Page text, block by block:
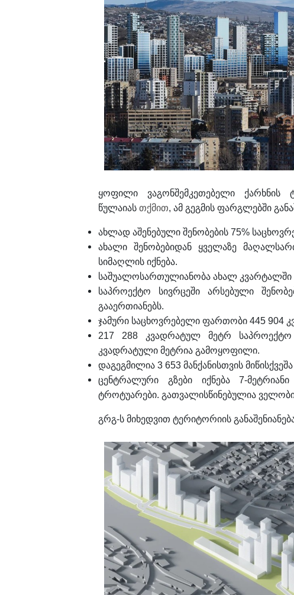
ყოფილი ვაგონშემკეთებელი ქარხნის
წულაიასთქმით, ამ გეგმის ფარგლებში
ახლად აშენებული შენობების 75%
ახალი შენობებიდან ყველაზე
სიმაღლის იქნება.
საშუალოსართულიანობა ახალ კვარტალში
საპროექტო სივრცეში არსებული
გააერთიანებს.
ჯამური საცხოვრებელი ფართობი 445 904
217 288 კვადრატულ მეტრ საპროექტო
კვადრატული მეტრია გამოყოფილი.
დაგეგმილია 3 653 მანქანისთვის
ცენტრალური გზები იქნება 7-
ტროტუარები. გათვალისწინებულია
გრგ-ს მიხედვით ტერიტორიის